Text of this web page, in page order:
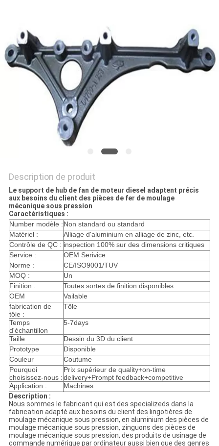
PRIVACY
POLICY
Description de produit
Le support de hub de fan de moteur diesel adaptent précis
aux besoins du client des pièces de fer de moulage
mécanique sous pression
Caractéristiques :
Number modèle :Non standard ou standard
Matériel :
Alliage d'aluminium en alliage de zinc, etc.
Contrôle de QC : inspection 100% sur des dimensions critiques
Service :
OEM Serivice
Norme :
CE/ISO9001/TUV
MOQ :
Un
Finition :
Toutes sortes de finition disponibles
OEM
Vailable
fabrication de
tôle :
Tôle
Temps
d'échantillon
5-7days
Taille
Dessin du 3D du client
Prototype
Disponible
Couleur
Coutume
Pourquoi
choisissez-nous :
Prix supérieur de quality+on-time
delivery+Prompt feedback+competitive
Application :
Machines
Description :
Nous sommes le fabricant qui est des specializeds dans la
fabrication adapté aux besoins du client des lingotières de
moulage mécanique sous pression, en aluminium des pièces de
moulage mécanique sous pression, zinguons des pièces de
moulage mécanique sous pression, des produits de usinage de
commande numérique par ordinateur aussi bien que des genres